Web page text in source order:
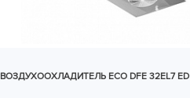
ВОЗДУХООХЛАДИТЕЛЬ ECO DFE 32EL7 ED